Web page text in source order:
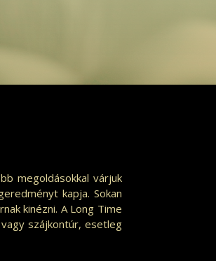
megoldásokkal várjuk
kapja. Sokan
kinézni. A Long Time
szájkontúr, esetleg